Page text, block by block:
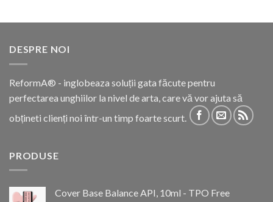
DESPRE NOI
ReformA® - inglobeaza soluții gata făcute pentru
perfectarea unghiilor la nivel de arta, care vă vor ajuta să
obțineti clienți noi într-un timp foarte scurt.
PRODUSE
Cover Base Balance API, 10ml - TPO Free